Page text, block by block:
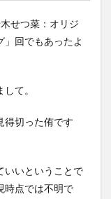
せつ菜：オリジ
」回でもあったよ
て。
得切った侑です
いいということで
時点では不明で